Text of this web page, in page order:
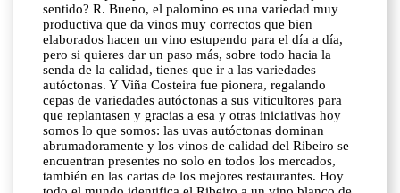
sentido? R. Bueno, el palomino es una variedad muy
productiva que da vinos muy correctos que bien
elaborados hacen un vino estupendo para el día a día,
pero si quieres dar un paso más, sobre todo hacia la
senda de la calidad, tienes que ir a las variedades
autóctonas. Y Viña Costeira fue pionera, regalando
cepas de variedades autóctonas a sus viticultores para
que replantasen y gracias a esa y otras iniciativas hoy
somos lo que somos: las uvas autóctonas dominan
abrumadoramente y los vinos de calidad del Ribeiro se
encuentran presentes no solo en todos los mercados,
también en las cartas de los mejores restaurantes. Hoy